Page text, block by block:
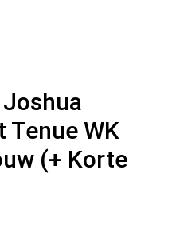
Tenue WK
(+ Korte